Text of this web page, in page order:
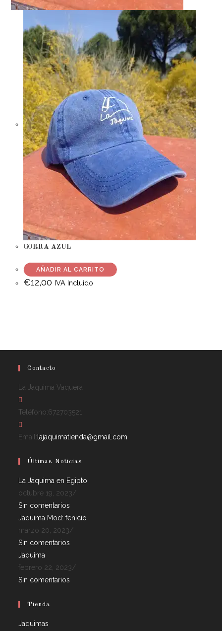
GORRA AZUL
AÑADIR AL CARRITO
€12,00 IVA Incluido
Contacto
La Jaquima Vaquera
Teléfono:672703521
Email: lajaquimatienda@gmail.com
Últimas Noticias
La Jáquima en Egipto
octubre 19, 2023/
Sin comentarios
Jaquima Mod: fenicio
marzo 20, 2023/
Sin comentarios
Jaquima
febrero 22, 2023/
Sin comentarios
Tienda
Jaquimas